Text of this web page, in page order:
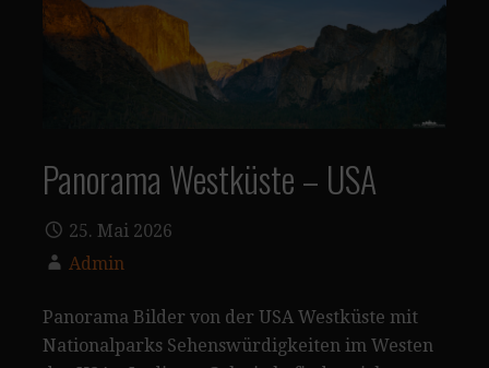
Panorama Westküste – USA
25. Mai 2026
Admin
Panorama Bilder von der USA Westküste mit
Nationalparks Sehenswürdigkeiten im Westen